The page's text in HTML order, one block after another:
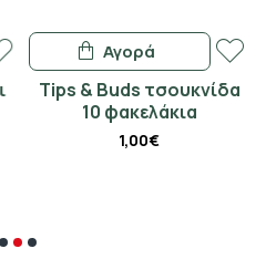
Tips & Buds τσουκνίδα
10 φακελάκια
1,00€
Αγορά